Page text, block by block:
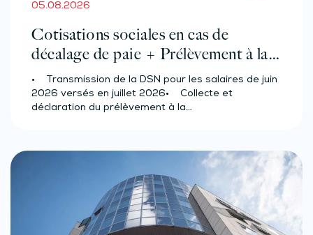
05.08.2026
Cotisations sociales en cas de
décalage de paie + Prélèvement à la
source des salariés et assimilés
(effectif d’au moins 50 salariés)
• Transmission de la DSN pour les salaires de juin
2026 versés en juillet 2026• Collecte et
déclaration du prélèvement à la…